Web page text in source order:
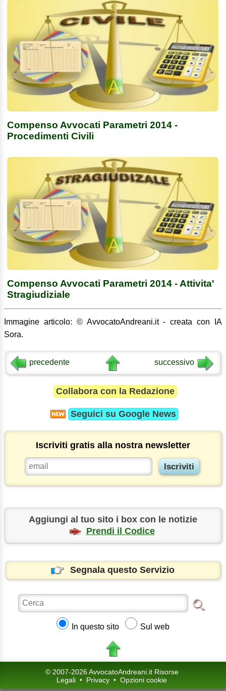
Compenso Avvocati Parametri 2014 -
Procedimenti Civili
Compenso Avvocati Parametri 2014 - Attivita'
Stragiudiziale
Immagine articolo: © AvvocatoAndreani.it - creata con IA
Sora.
precedente successivo
Collabora con la Redazione
Seguici su Google News
Iscriviti gratis alla nostra newsletter
Aggiungi al tuo sito i box con le notizie
Prendi il Codice
Segnala questo Servizio
In questo sito Sul web
© 2007-2026 AvvocatoAndreani.it Risorse
Legali • Privacy • Opzioni cookie